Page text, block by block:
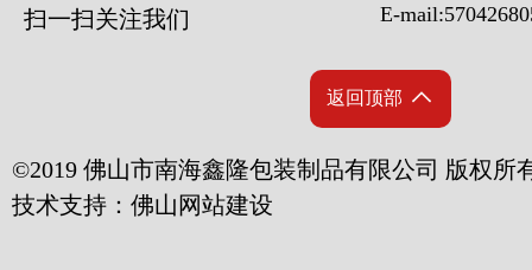
扫一扫关注我们
E-
返回顶部
©2019 佛山市南海鑫隆包装制品有限公司 版权所
技术支持： 佛山网站建设